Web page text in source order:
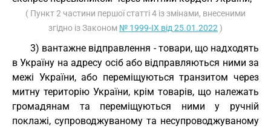
( Пункт 2 частини першої статті 4 із змінами, внесеними
згідно із Законом № 1999-IX від 25.01.2022 )
3) вантажне відправлення - товари, що надходять
в Україну на адресу осіб або відправляються ними за
межі України, або переміщуються транзитом через
митну територію України, крім товарів, що належать
громадянам та переміщуються ними у ручній
поклажі, супроводжуваному та несупроводжуваному